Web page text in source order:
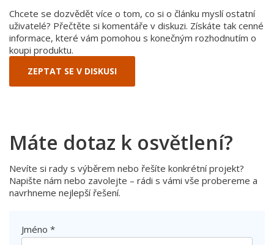
Chcete se dozvědět více o tom, co si o článku myslí ostatní
uživatelé? Přečtěte si komentáře v diskuzi. Získáte tak cenné
informace, které vám pomohou s konečným rozhodnutím o
koupi produktu.
ZEPTAT SE V DISKUSI
Máte dotaz k osvětlení?
Nevíte si rady s výběrem nebo řešíte konkrétní projekt?
Napište nám nebo zavolejte – rádi s vámi vše probereme a
navrhneme nejlepší řešení.
Jméno *